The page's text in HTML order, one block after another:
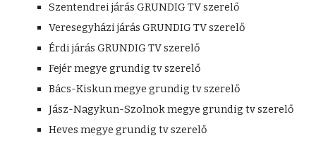
Szentendrei járás GRUNDIG TV szerelő
Veresegyházi járás GRUNDIG TV szerelő
Érdi járás GRUNDIG TV szerelő
Fejér megye grundig tv szerelő
Bács-Kiskun megye grundig tv szerelő
Jász-Nagykun-Szolnok megye grundig tv szerelő
Heves megye grundig tv szerelő